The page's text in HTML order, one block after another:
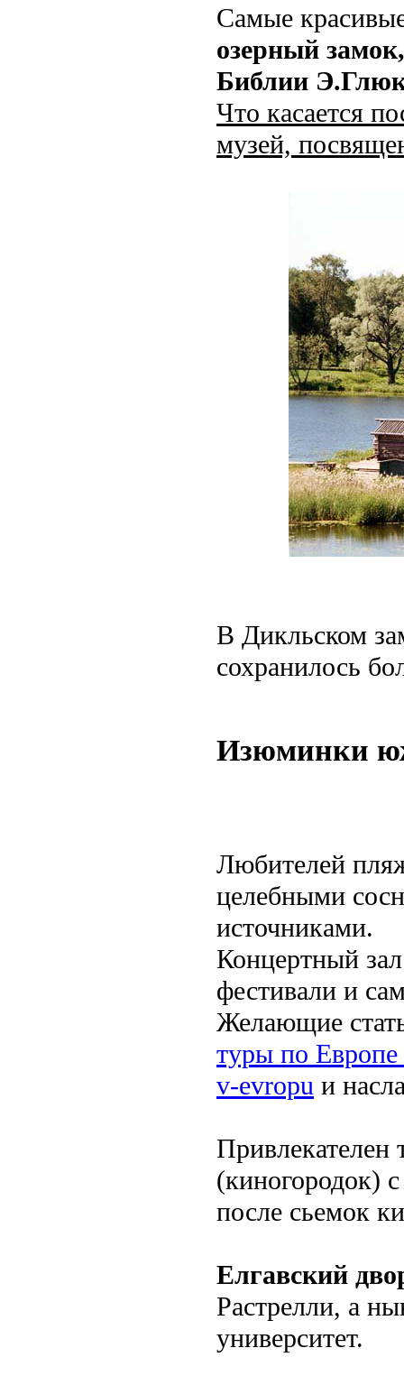
Самые
озерный
Библии
Что касается
музей,
В Дикльском
сохранилось
Изюминки
Любителей
целебными
источниками.
Концертный
фестивали и
Желающие
туры по Европе
v-evropu и
(киногородок)
после сьемок
Елгавский
Растрелли, а
университет.